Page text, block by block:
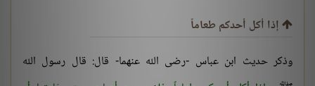
إذا أكل أحدكم طعاماً
وذكر حديث ابن عباس -رضى الله عنهما- قال: قال رسول الله